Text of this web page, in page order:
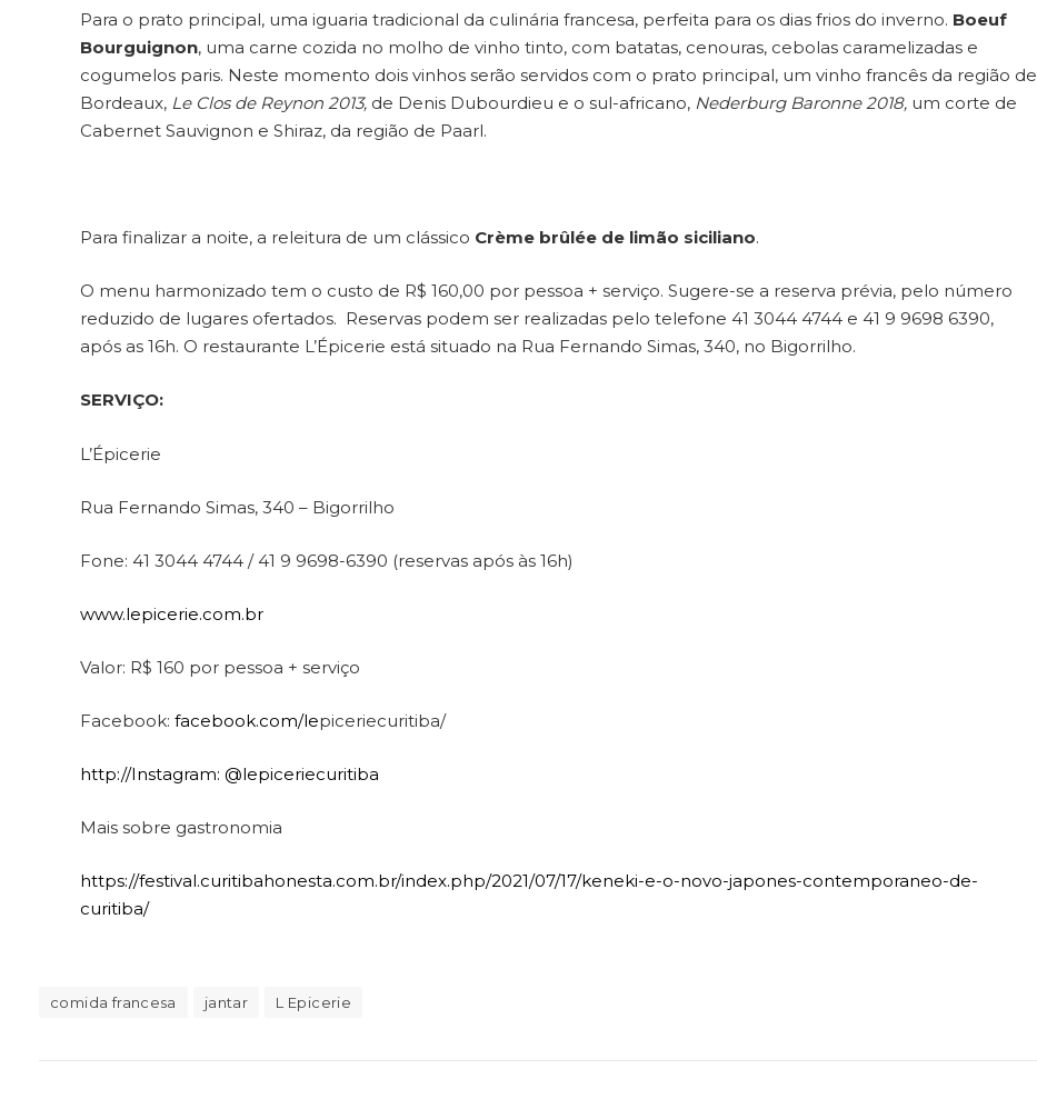
Para o prato principal, uma iguaria tradicional da culinária francesa, perfeita para os dias frios do inverno. Boeuf
Bourguignon, uma carne cozida no molho de vinho tinto, com batatas, cenouras, cebolas caramelizadas e
cogumelos paris. Neste momento dois vinhos serão servidos com o prato principal, um vinho francês da região de
Bordeaux, Le Clos de Reynon 2013, de Denis Dubourdieu e o sul-africano, Nederburg Baronne 2018, um corte de
Cabernet Sauvignon e Shiraz, da região de Paarl.
Para finalizar a noite, a releitura de um clássico Crème brûlée de limão siciliano.
O menu harmonizado tem o custo de R$ 160,00 por pessoa + serviço. Sugere-se a reserva prévia, pelo número
reduzido de lugares ofertados. Reservas podem ser realizadas pelo telefone 41 3044 4744 e 41 9 9698 6390,
após as 16h. O restaurante L’Épicerie está situado na Rua Fernando Simas, 340, no Bigorrilho.
SERVIÇO:
L’Épicerie
Rua Fernando Simas, 340 – Bigorrilho
Fone: 41 3044 4744 / 41 9 9698-6390 (reservas após às 16h)
www.lepicerie.com.br
Valor: R$ 160 por pessoa + serviço
Facebook: facebook.com/lepiceriecuritiba/
http://Instagram: @lepiceriecuritiba
Mais sobre gastronomia
https://festival.curitibahonesta.com.br/index.php/2021/07/17/keneki-e-o-novo-japones-contemporaneo-de-
curitiba/
comida francesa jantar L Epicerie